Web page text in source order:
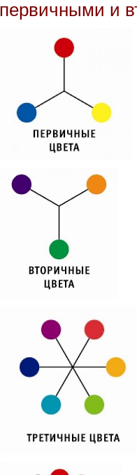
первичными и